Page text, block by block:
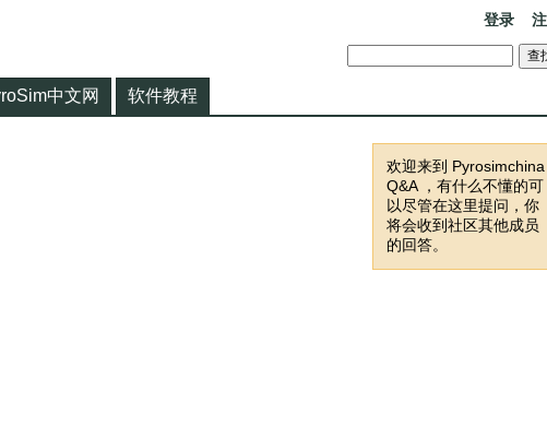
登录
中文网 软件教程
欢迎来到 Pyrosimchina
Q&A ，有什么不懂的可
以尽管在这里提问，你
将会收到社区其他成员
的回答。